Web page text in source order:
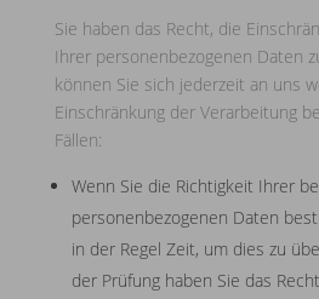
Sie haben das Recht, die
Ihrer personenbezogenen Daten
können Sie sich jederzeit an uns
Einschränkung der Verarbeitung
Fällen:
Wenn Sie die Richtigkeit Ihrer
personenbezogenen Daten
in der Regel Zeit, um dies zu
der Prüfung haben Sie das